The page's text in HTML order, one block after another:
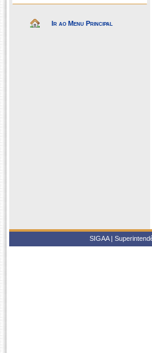
Ir ao Menu Principal
SIGAA |